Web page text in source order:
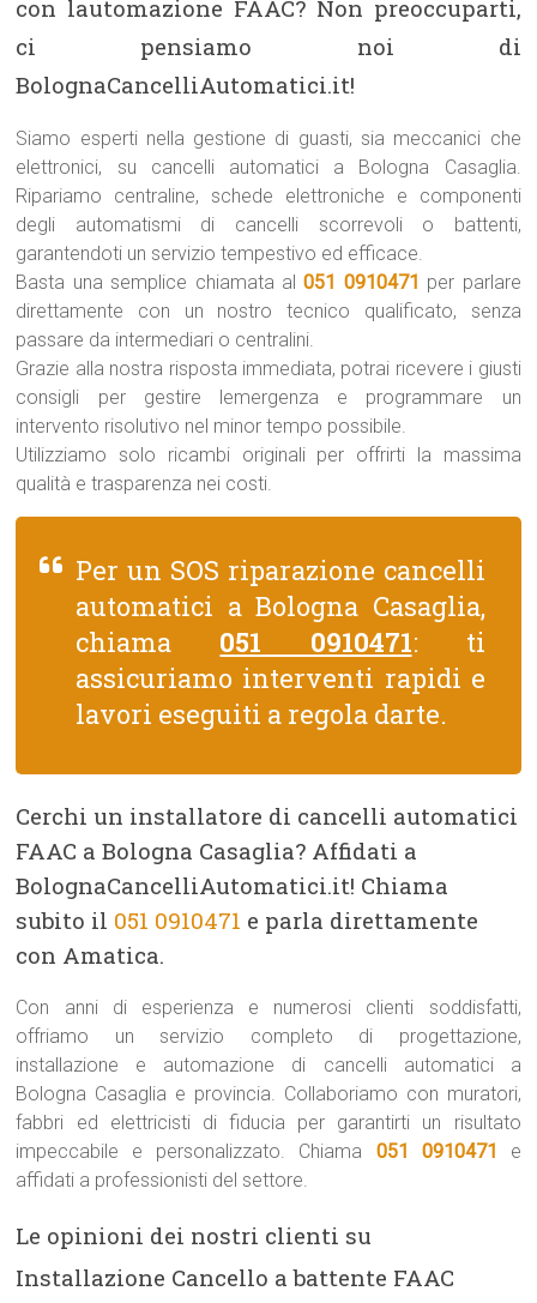
con lautomazione FAAC? Non preoccuparti,
ci pensiamo noi di
BolognaCancelliAutomatici.it!
Siamo esperti nella gestione di guasti, sia meccanici che
elettronici, su cancelli automatici a Bologna Casaglia.
Ripariamo centraline, schede elettroniche e componenti
degli automatismi di cancelli scorrevoli o battenti,
garantendoti un servizio tempestivo ed efficace.
Basta una semplice chiamata al051 0910471 per parlare
direttamente con un nostro tecnico qualificato, senza
passare da intermediari o centralini.
Grazie alla nostra risposta immediata, potrai ricevere i giusti
consigli per gestire lemergenza e programmare un
intervento risolutivo nel minor tempo possibile.
Utilizziamo solo ricambi originali per offrirti la massima
qualità e trasparenza nei costi.
Per un SOS riparazione cancelli
automatici a Bologna Casaglia,
chiama 051 0910471: ti
assicuriamo interventi rapidi e
lavori eseguiti a regola darte.
Cerchi un installatore di cancelli automatici
FAAC a Bologna Casaglia? Affidati a
BolognaCancelliAutomatici.it! Chiama
subito il 051 0910471 e parla direttamente
con Amatica.
Con anni di esperienza e numerosi clienti soddisfatti,
offriamo un servizio completo di progettazione,
installazione e automazione di cancelli automatici a
Bologna Casaglia e provincia. Collaboriamo con muratori,
fabbri ed elettricisti di fiducia per garantirti un risultato
impeccabile e personalizzato. Chiama 051 0910471 e
affidati a professionisti del settore.
Le opinioni dei nostri clienti su
Installazione Cancello a battente FAAC